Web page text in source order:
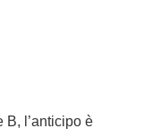
B, l’anticipo è